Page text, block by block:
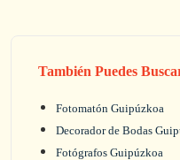
También Puedes
Fotomatón Guipúzkoa
Decorador de Bodas
Fotógrafos Guipúzkoa